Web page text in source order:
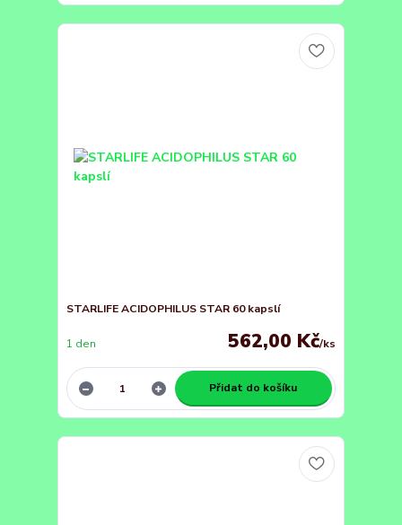
STARLIFE ACIDOPHILUS STAR 60 kapslí
562,00 Kč/ks
1 den
Přidat do košíku